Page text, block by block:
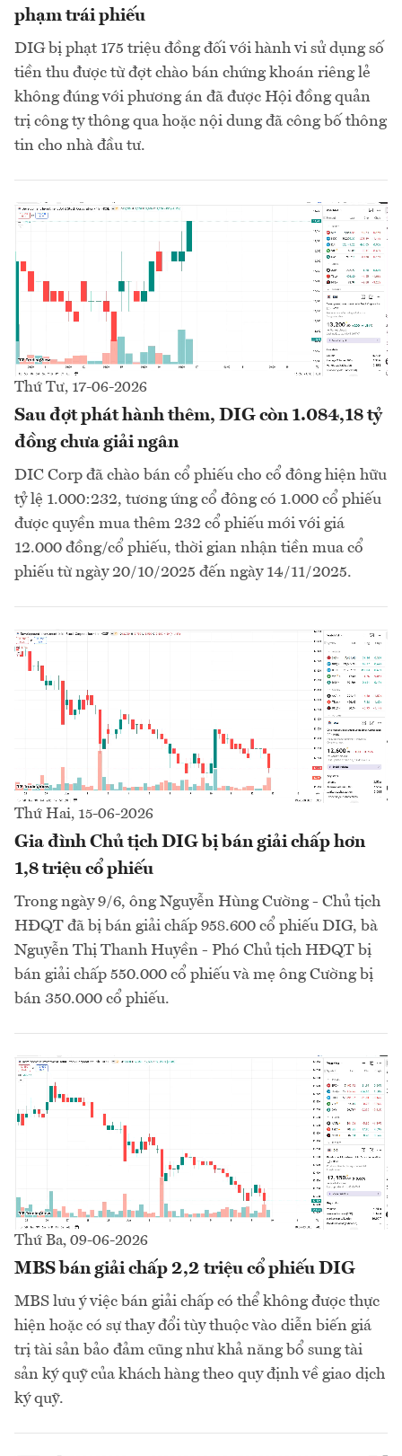
phạm trái phiếu
DIG bị phạt 175 triệu đồng đối với hành vi sử dụng số
tiền thu được từ đợt chào bán chứng khoán riêng lẻ
không đúng với phương án đã được Hội đồng quản
trị công ty thông qua hoặc nội dung đã công bố thông
tin cho nhà đầu tư.
Thứ Tư, 17-06-2026
Sau đợt phát hành thêm, DIG còn 1.084,18 tỷ
đồng chưa giải ngân
DIC Corp đã chào bán cổ phiếu cho cổ đông hiện hữu
tỷ lệ 1.000:232, tương ứng cổ đông có 1.000 cổ phiếu
được quyền mua thêm 232 cổ phiếu mới với giá
12.000 đồng/cổ phiếu, thời gian nhận tiền mua cổ
phiếu từ ngày 20/10/2025 đến ngày 14/11/2025.
Thứ Hai, 15-06-2026
Gia đình Chủ tịch DIG bị bán giải chấp hơn
1,8 triệu cổ phiếu
Trong ngày 9/6, ông Nguyễn Hùng Cường - Chủ tịch
HĐQT đã bị bán giải chấp 958.600 cổ phiếu DIG, bà
Nguyễn Thị Thanh Huyền - Phó Chủ tịch HĐQT bị
bán giải chấp 550.000 cổ phiếu và mẹ ông Cường bị
bán 350.000 cổ phiếu.
Thứ Ba, 09-06-2026
MBS bán giải chấp 2,2 triệu cổ phiếu DIG
MBS lưu ý việc bán giải chấp có thể không được thực
hiện hoặc có sự thay đổi tùy thuộc vào diễn biến giá
trị tài sản bảo đảm cũng như khả năng bổ sung tài
sản ký quỹ của khách hàng theo quy định về giao dịch
ký quỹ.